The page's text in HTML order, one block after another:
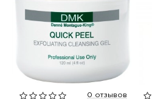
0 отзывов